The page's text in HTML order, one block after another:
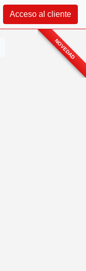
Acceso al cliente
NOVEDAD